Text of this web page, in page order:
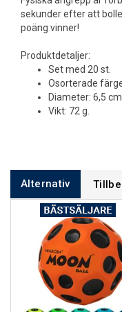
sekunder efter att
poäng vinner!
Produktdetaljer:
Set med 20 st.
Osorterade
Diameter: 6,5
Vikt: 72 g.
Alternativ